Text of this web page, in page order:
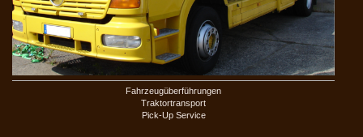
Fahrzeugüberführungen
Traktortransport
Pick-Up Service